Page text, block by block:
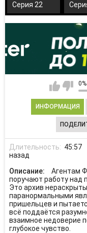
Серия 22
ИНФОРМАЦИЯ
Длительность: 45:57
назад
Описание:
Агентам
поручают работу над
Это архив
паранормальными
пришельцев и
всё поддаётся
взаимное недоверие
глубокое чувство.